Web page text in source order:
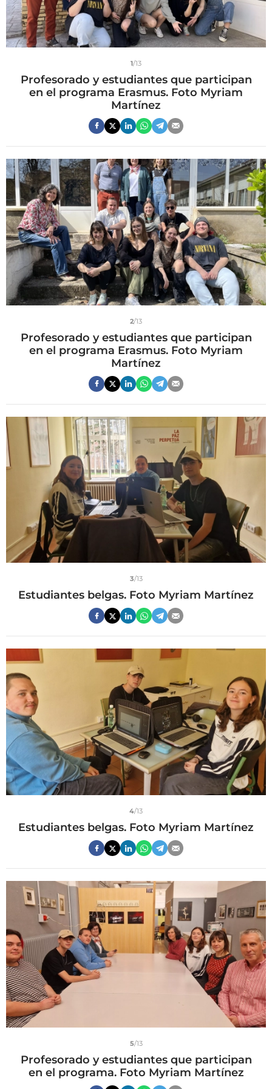
1/13
Profesorado y estudiantes que participan
en el programa Erasmus. Foto Myriam
Martínez
2/13
Profesorado y estudiantes que participan
en el programa Erasmus. Foto Myriam
Martínez
3/13
Estudiantes belgas. Foto Myriam Martínez
4/13
Estudiantes belgas. Foto Myriam Martínez
5/13
Profesorado y estudiantes que participan
en el programa. Foto Myriam Martínez